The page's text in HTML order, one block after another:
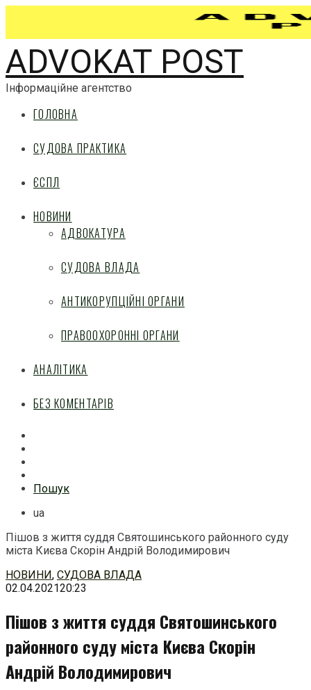
ADVOKAT POST
Інформаційне агентство
ГОЛОВНА
СУДОВА ПРАКТИКА
ЄСПЛ
НОВИНИ
АДВОКАТУРА
СУДОВА ВЛАДА
АНТИКОРУПЦІЙНІ ОРГАНИ
ПРАВООХОРОННІ ОРГАНИ
АНАЛІТИКА
БЕЗ КОМЕНТАРІВ
Пошук
ua
Пішов з життя суддя Святошинського районного суду
міста Києва Скорін Андрій Володимирович
Перейти
до
НОВИНИ, СУДОВА ВЛАДА
02.04.202120:23
Пішов з життя суддя Святошинського
районного суду міста Києва Скорін
Андрій Володимирович